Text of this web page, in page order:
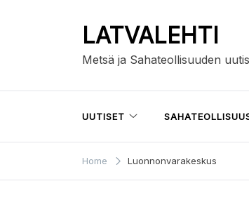
LATVALEHTI
Metsä ja Sahateollisuuden
UUTISET
Home Luonnonvarakeskus